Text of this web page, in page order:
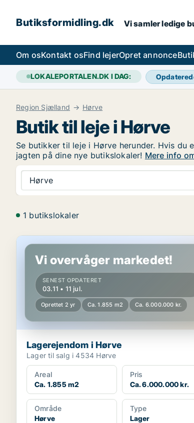
Butiksformidling.dk Vi samler ledige
Om osKontakt osFind lejerOpret annonce
LOKALEPORTALEN.DK I DAG:
Region Sjælland Hørve
Butik til leje i Hørve
Se butikker til leje i Hørve herunder. Hvis
jagten på dine nye butikslokaler! Mere info
Hørve
1 butikslokaler
Lagerejendom i Hørve
Vi overvåger markedet!
SENEST OPDATERET
03.11 • 11 jul.
Oprettet 2 yr Ca. 1.855 m2 Ca. 6.000.000 kr.
Lagerejendom i Hørve
Lager til salg i 4534 Hørve
Areal
Ca. 1.855 m2
Pris
Ca. 6.000.000 kr.
Område
Hørve
Type
Lager